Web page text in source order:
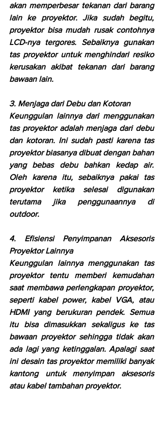
akan memperbesar tekanan dari barang
lain ke proyektor. Jika sudah begitu,
proyektor bisa mudah rusak contohnya
LCD-nya tergores. Sebaiknya gunakan
tas proyektor untuk menghindari resiko
kerusakan akibat tekanan dari barang
bawaan lain.
3. Menjaga dari Debu dan Kotoran
Keunggulan lainnya dari menggunakan
tas proyektor adalah menjaga dari debu
dan kotoran. Ini sudah pasti karena tas
proyektor biasanya dibuat dengan bahan
yang bebas debu bahkan kedap air.
Oleh karena itu, sebaiknya pakai tas
proyektor ketika selesai digunakan
terutama jika penggunaannya di
outdoor.
4. Efisiensi Penyimpanan Aksesoris
Proyektor Lainnya
Keunggulan lainnya menggunakan tas
proyektor tentu memberi kemudahan
saat membawa perlengkapan proyektor,
seperti kabel power, kabel VGA, atau
HDMI yang berukuran pendek. Semua
itu bisa dimasukkan sekaligus ke tas
bawaan proyektor sehingga tidak akan
ada lagi yang ketinggalan. Apalagi saat
ini desain tas proyektor memiliki banyak
kantong untuk menyimpan aksesoris
atau kabel tambahan proyektor.